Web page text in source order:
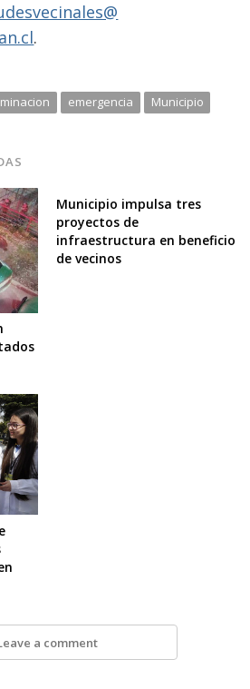
.
emergencia Municipio
Municipio impulsa tres
proyectos de
infraestructura en beneficio
de vecinos
a comment